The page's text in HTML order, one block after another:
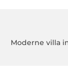
Moderne villa